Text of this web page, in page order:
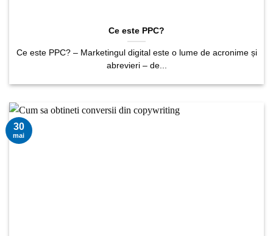
Ce este PPC?
Ce este PPC? – Marketingul digital este o lume de acronime și
abrevieri – de...
30
mai